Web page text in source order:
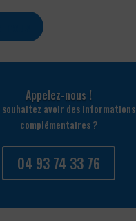
Appelez-nous !
souhaitez avoir des informations
complémentaires ?
04 93 74 33 76